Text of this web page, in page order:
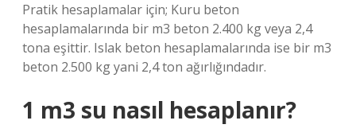
Pratik hesaplamalar için; Kuru beton
hesaplamalarında bir m3 beton 2.400 kg veya 2,4
tona eşittir. Islak beton hesaplamalarında ise bir m3
beton 2.500 kg yani 2,4 ton ağırlığındadır.
1 m3 su nasıl hesaplanır?